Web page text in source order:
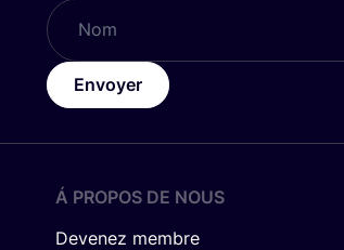
Envoyer
Á PROPOS DE NOUS
Devenez membre